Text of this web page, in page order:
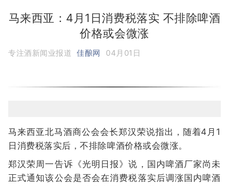
马来西亚：4月1日消费税落实 不排除啤酒
价格或会微涨
专注酒新闻业报道 佳酿网 04月01日
马来西亚北马酒商公会会长郑汉荣说指出，随着4月1
日消费税落实后，不排除啤酒价格或会微涨。
郑汉荣周一告诉《光明日报》说，国内啤酒厂家尚未
正式通知该公会是否会在消费税落实后调涨国内啤酒